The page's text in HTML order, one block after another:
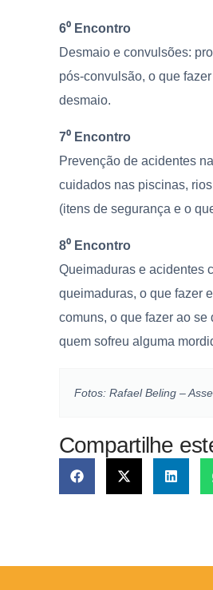
6⁰ Encontro
Desmaio e convulsões:
pós-convulsão, o que
desmaio.
7⁰ Encontro
Prevenção de acidentes
cuidados nas piscinas,
(itens de segurança e o
8⁰ Encontro
Queimaduras e acidentes
queimaduras, o que fazer
comuns, o que fazer ao
quem sofreu alguma
Fotos: Rafael Beling –
Compartilhe